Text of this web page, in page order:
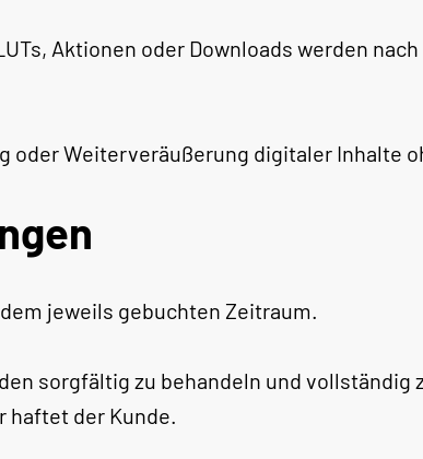
Aktionen oder Downloads werden
oder Weiterveräußerung digitaler Inhalte
jeweils gebuchten Zeitraum.
sorgfältig zu behandeln und
haftet der Kunde.